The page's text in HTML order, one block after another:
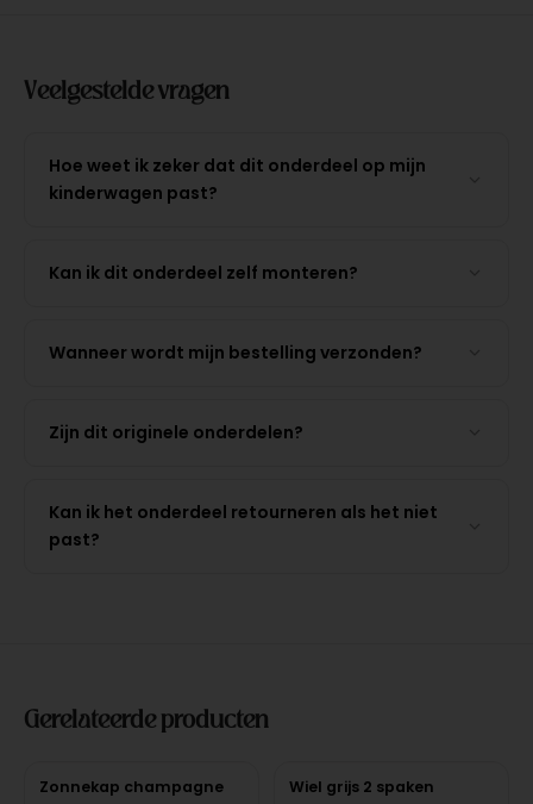
Veelgestelde vragen
Hoe weet ik zeker dat dit onderdeel op mijn
kinderwagen past?
Kan ik dit onderdeel zelf monteren?
Wanneer wordt mijn bestelling verzonden?
Zijn dit originele onderdelen?
Kan ik het onderdeel retourneren als het niet
past?
Gerelateerde producten
Zonnekap champagne Wiel grijs 2 spaken